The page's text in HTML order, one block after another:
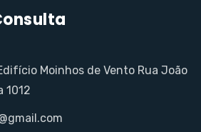
Moinhos de Vento Rua João
1012